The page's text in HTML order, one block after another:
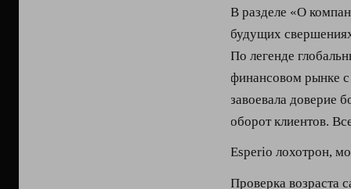
В разделе «О
будущих
По легенде
финансовом рынке с
завоевала доверие
оборот клиентов.
Esperio лохотрон,
Проверка возраста